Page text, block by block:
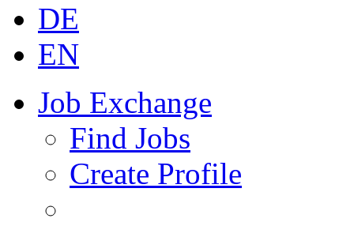
DE
EN
Job Exchange
Find Jobs
Create Profile